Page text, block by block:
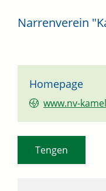
Narrenverein
Homepage
www.nv-
Tengen